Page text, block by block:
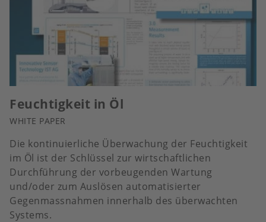
Feuchtigkeit in Öl
WHITE PAPER
Die kontinuierliche Überwachung der Feuchtigkeit
im Öl ist der Schlüssel zur wirtschaftlichen
Durchführung der vorbeugenden Wartung
und/oder zum Auslösen automatisierter
Gegenmassnahmen innerhalb des überwachten
Systems.